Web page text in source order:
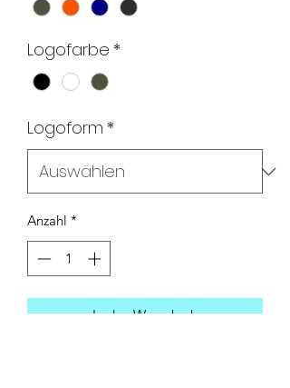
Logofarbe *
Logoform *
Anzahl *
In den Warenkorb